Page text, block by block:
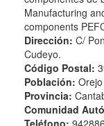
Manufacturing
components
Dirección: C/
Cudeyo.
Código Postal:
Población: Orejo
Provincia:
Comunidad
Teléfono: